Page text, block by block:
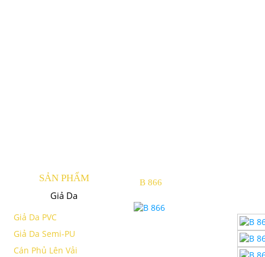
SẢN PHẨM
Giả Da
Giả Da PVC
Giả Da Semi-PU
Cán Phủ Lên Vải
B 866